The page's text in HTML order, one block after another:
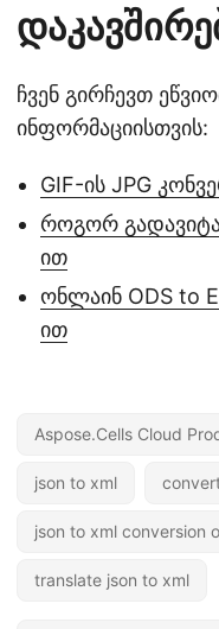
ჩვენ გირჩევთ
ინფორმაციისთვის:
GIF-ის JPG
როგორ
ით
ონლაინ ODS to
ით
Aspose.Cells Cloud
json to xml
json to xml conversion
translate json to xml